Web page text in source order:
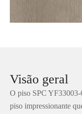
Visão geral
O piso SPC YF33003-
piso impressionante